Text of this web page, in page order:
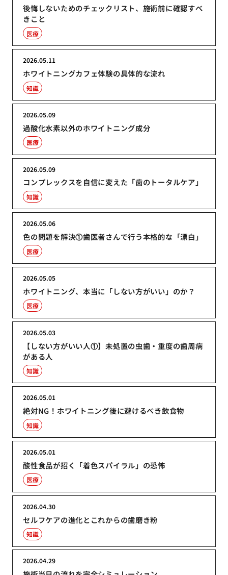
後悔しないためのチェックリスト、施術前に確認すべ
きこと
医療
ホワイトニングカフェ体験の具体的な流れ
2026.05.11
知識
過酸化水素以外のホワイトニング成分
2026.05.09
医療
コンプレックスを自信に変えた「歯のトータルケア」
2026.05.09
知識
色の問題を解決①歯医者さんで行う本格的な「漂白」
2026.05.06
医療
ホワイトニング、本当に「しない方がいい」のか？
2026.05.05
医療
【しない方がいい人①】未処置の虫歯・重度の歯周病
がある人
2026.05.03
知識
絶対NG！ホワイトニング後に避けるべき飲食物
2026.05.01
知識
酸性食品が招く「着色スパイラル」の恐怖
2026.05.01
医療
セルフケアの進化とこれからの歯磨き粉
2026.04.30
知識
2026.04.29